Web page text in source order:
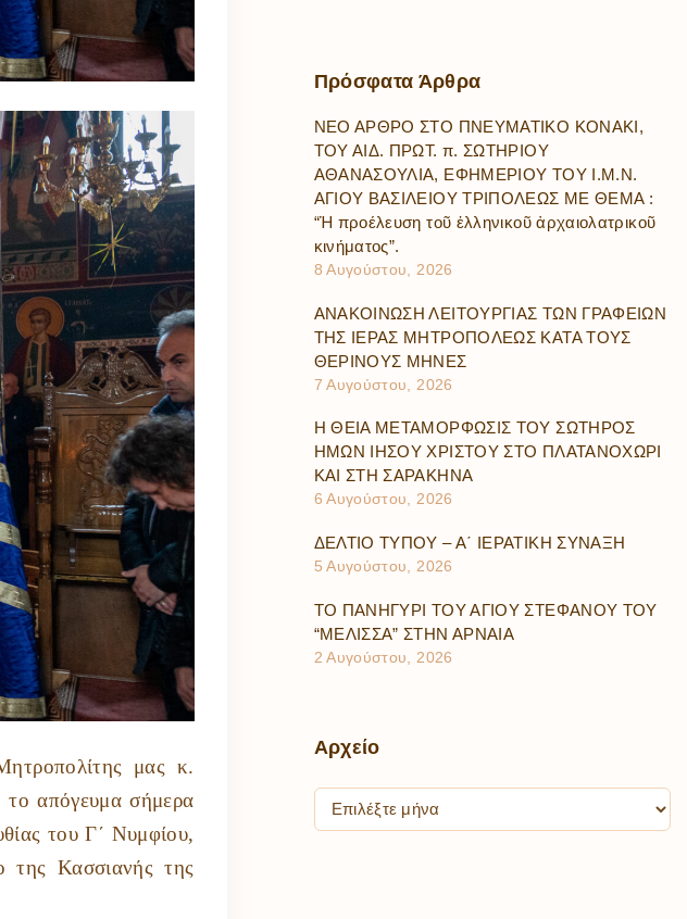
μας κ.
απόγευμα σήμερα
του Γ΄ Νυμφίου,
της Κασσιανής της
Πρόσφατα Άρθρα
ΝΕΟ ΑΡΘΡΟ ΣΤΟ ΠΝΕΥΜΑΤΙΚΟ ΚΟΝΑΚΙ,
ΤΟΥ ΑΙΔ. ΠΡΩΤ. π. ΣΩΤΗΡΙΟΥ
ΑΘΑΝΑΣΟΥΛΙΑ, ΕΦΗΜΕΡΙΟΥ ΤΟΥ Ι.Μ.Ν.
ΑΓΙΟΥ ΒΑΣΙΛΕΙΟΥ ΤΡΙΠΟΛΕΩΣ ΜΕ ΘΕΜΑ :
“Ἡ προέλευση τοῦ ἑλληνικοῦ ἀρχαιολατρικοῦ
κινήματος”.
8 Αυγούστου, 2026
ΑΝΑΚΟΙΝΩΣΗ ΛΕΙΤΟΥΡΓΙΑΣ ΤΩΝ ΓΡΑΦΕΙΩΝ
ΤΗΣ ΙΕΡΑΣ ΜΗΤΡΟΠΟΛΕΩΣ ΚΑΤΑ ΤΟΥΣ
ΘΕΡΙΝΟΥΣ ΜΗΝΕΣ
7 Αυγούστου, 2026
Η ΘΕΙΑ ΜΕΤΑΜΟΡΦΩΣΙΣ ΤΟΥ ΣΩΤΗΡΟΣ
ΗΜΩΝ ΙΗΣΟΥ ΧΡΙΣΤΟΥ ΣΤΟ ΠΛΑΤΑΝΟΧΩΡΙ
ΚΑΙ ΣΤΗ ΣΑΡΑΚΗΝΑ
6 Αυγούστου, 2026
ΔΕΛΤΙΟ ΤΥΠΟΥ – Α΄ ΙΕΡΑΤΙΚΗ ΣΥΝΑΞΗ
5 Αυγούστου, 2026
ΤΟ ΠΑΝΗΓΥΡΙ ΤΟΥ ΑΓΙΟΥ ΣΤΕΦΑΝΟΥ ΤΟΥ
“ΜΕΛΙΣΣΑ” ΣΤΗΝ ΑΡΝΑΙΑ
2 Αυγούστου, 2026
Αρχείο